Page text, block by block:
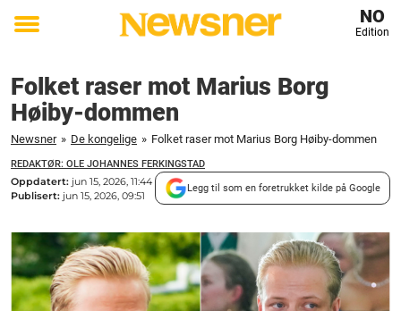
Toggle
NO
Edition
Folket raser mot Marius Borg
Høiby-dommen
Newsner » De kongelige » Folket raser mot Marius Borg Høiby-dommen
REDAKTØR: OLE JOHANNES FERKINGSTAD
Oppdatert: jun 15, 2026, 11:44
Publisert: jun 15, 2026, 09:51
Legg til som en foretrukket kilde på Google